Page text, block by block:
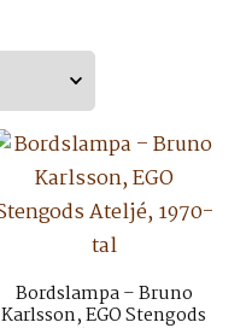
Bordslampa – Bruno
Karlsson, EGO Stengods